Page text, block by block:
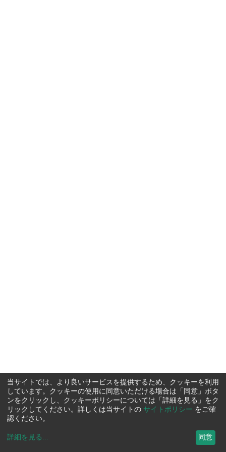
当サイトでは、より良いサービスを提供するため、クッキーを利用
しています。クッキーの使用に同意いただける場合は「同意」ボタ
ンをクリックし、クッキーポリシーについては「詳細を見る」をク
リックしてください。詳しくは当サイトの サイトポリシー をご確
認ください。
詳細を見る ... 同意